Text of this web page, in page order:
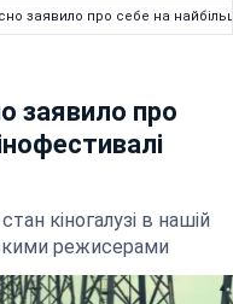
заявило про себе на
заявило про
кіногалузі в нашій
режисерами